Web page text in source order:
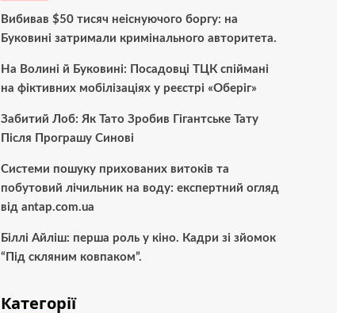
Вибивав $50 тисяч неіснуючого боргу: на
Буковині затримали кримінального авторитета.
На Волині й Буковині: Посадовці ТЦК спіймані
на фіктивних мобілізаціях у реєстрі «Оберіг»
Забитий Лоб: Як Тато Зробив Гігантське Тату
Після Програшу Синові
Системи пошуку прихованих витоків та
побутовий лічильник на воду: експертний огляд
від antap.com.ua
Біллі Айліш: перша роль у кіно. Кадри зі зйомок
“Під скляним ковпаком”.
Категорії